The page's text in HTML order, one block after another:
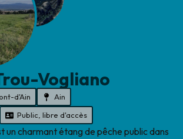
Vogliano
d'Ain
Ain
Public, libre d'accès
un charmant étang de pêche public dans